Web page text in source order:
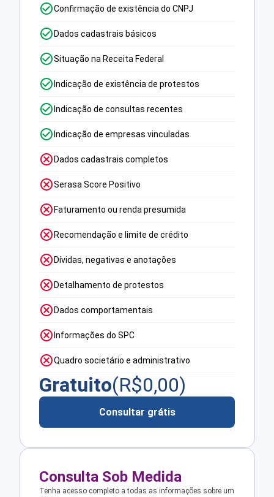
Confirmação de existência do CNPJ
Dados cadastrais básicos
Situação na Receita Federal
Indicação de existência de protestos
Indicação de consultas recentes
Indicação de empresas vinculadas
Dados cadastrais completos
Serasa Score Positivo
Faturamento ou renda presumida
Recomendação e limite de crédito
Dívidas, negativas e anotações
Detalhamento de protestos
Dados comportamentais
Informações do SPC
Quadro societário e administrativo
Gratuito(R$0,00)
Consultar grátis
Consulta Sob Medida
Tenha acesso completo a todas as informações sobre um